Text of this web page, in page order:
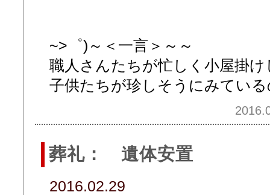
~>゜)～＜一言＞～～
職人さんたちが忙しく小屋掛
子供たちが珍しそうにみてい
葬礼： 遺体安置
2016.02.29